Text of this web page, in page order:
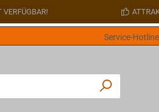
VERFÜGBAR!
Service-Hotline